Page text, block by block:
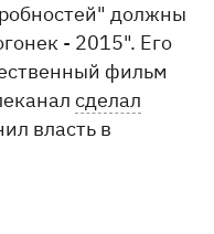
должны
- 2015". Его
фильм
сделал
власть в